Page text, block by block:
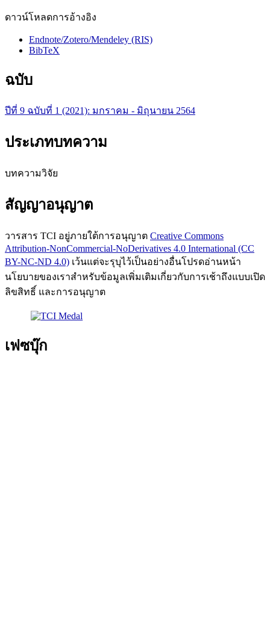
ดาวน์โหลดการอ้างอิง
Endnote/Zotero/Mendeley (RIS)
BibTeX
ฉบับ
ปีที่ 9 ฉบับที่ 1 (2021): มกราคม - มิถุนายน 2564
ประเภทบทความ
บทความวิจัย
สัญญาอนุญาต
วารสาร TCI อยู่ภายใต้การอนุญาต Creative Commons
Attribution-NonCommercial-NoDerivatives 4.0 International (CC
BY-NC-ND 4.0) เว้นแต่จะรุบุไว้เป็นอย่างอื่นโปรดอ่านหน้า
นโยบายของเราสำหรับข้อมูลเพิ่มเติมเกี่ยวกับการเช้าถึงแบบเปิด
ลิขสิทธิ์ และการอนุญาต
เฟซบุ๊ก